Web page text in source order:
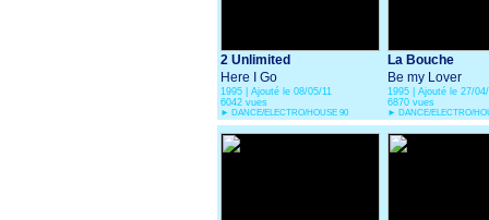
2 Unlimited
Here I Go
1995 | Ajouté le 08/05/11
6042 vues
► DANCE/ELECTRO/HOUSE 90
La Bouche
Be my Lover
1995 | Ajouté le 27/
6870 vues
► DANCE/ELECTRO/